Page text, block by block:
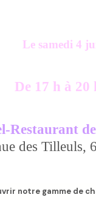
Le samedi 4
De 17 h à 20
Restaurant
des Tilleuls,
notre gamme de